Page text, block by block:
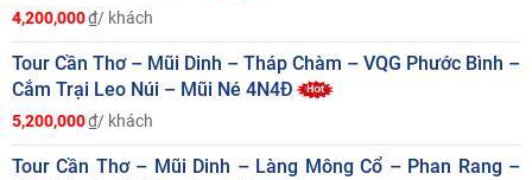
4,200,000₫/ khách
Tour Cần Thơ – Mũi Dinh – Tháp Chàm – VQG Phước Bình –
Cắm Trại Leo Núi – Mũi Né 4N4Đ
5,200,000₫/ khách
Tour Cần Thơ – Mũi Dinh – Làng Mông Cổ – Phan Rang –